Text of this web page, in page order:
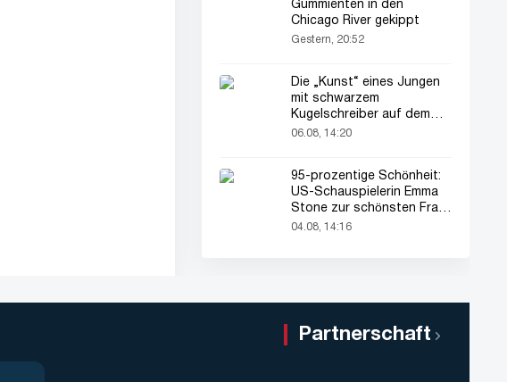
Gummienten in den
Chicago River gekippt
Gestern, 20:52
Die „Kunst“ eines Jungen
mit schwarzem
Kugelschreiber auf dem
Pass seines Vaters zieht
06.08, 14:20
95-prozentige Schönheit:
US-Schauspielerin Emma
Stone zur schönsten Frau
der Welt gekürt
04.08, 14:16
Partnerschaft